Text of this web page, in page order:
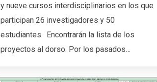
y nueve cursos interdisciplinarios en los que
participan 26 investigadores y 50
estudiantes. Encontrarán la lista de los
proyectos al dorso. Por los pasados…